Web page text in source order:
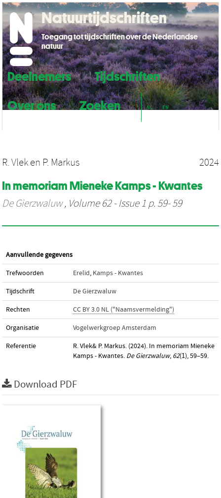
Deelnemers
Tijdschriften
Over ons
Zoeken NL EN
Natuurtijdschriften
Toegang tot tijdschriften over de Nederlandse
natuur
R. Vlek en P. Markus 2024
In memoriam Mieneke Kamps - Kwantes
De Gierzwaluw, Volume 62 - Issue 1 p. 59- 59
Aanvullende gegevens
Trefwoorden Erelid, Kamps - Kwantes
Tijdschrift De Gierzwaluw
Rechten CC BY 3.0 NL ("Naamsvermelding")
Organisatie Vogelwerkgroep Amsterdam
Referentie
R. Vlek& P. Markus. (2024). In memoriam Mieneke
Kamps - Kwantes. De Gierzwaluw, 62(1), 59–59.
Download PDF